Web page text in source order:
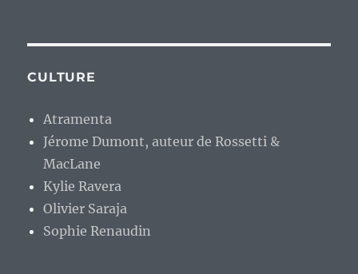
CULTURE
Atramenta
Jérome Dumont, auteur de Rossetti &
MacLane
Kylie Ravera
Olivier Saraja
Sophie Renaudin